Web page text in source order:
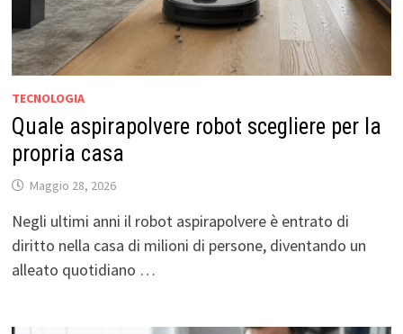
TECNOLOGIA
Quale aspirapolvere robot scegliere per la
propria casa
Maggio 28, 2026
Negli ultimi anni il robot aspirapolvere è entrato di
diritto nella casa di milioni di persone, diventando un
alleato quotidiano …